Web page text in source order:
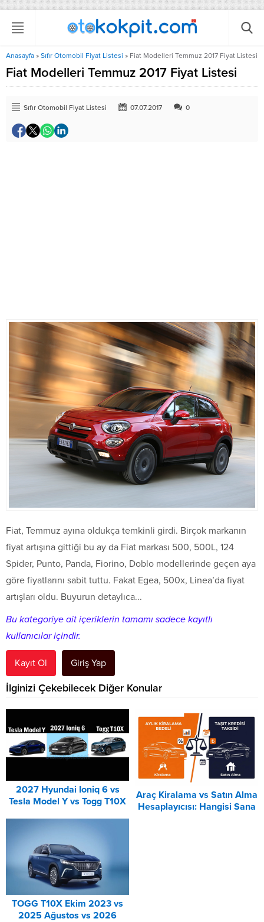
Anasayfa » Sıfır Otomobil Fiyat Listesi » Fiat Modelleri Temmuz 2017 Fiyat Listesi
Fiat Modelleri Temmuz 2017 Fiyat Listesi
Sıfır Otomobil Fiyat Listesi 07.07.2017 0
Fiat, Temmuz ayına oldukça temkinli girdi. Birçok markanın
fiyat artışına gittiği bu ay da Fiat markası 500, 500L, 124
Spider, Punto, Panda, Fiorino, Doblo modellerinde geçen aya
göre fiyatlarını sabit tuttu. Fakat Egea, 500x, Linea’da fiyat
artışları oldu. Buyurun detaylıca...
Bu kategoriye ait içeriklerin tamamı sadece kayıtlı
kullanıcılar içindir.
Kayıt Ol Giriş Yap
İlginizi Çekebilecek Diğer Konular
2027 Hyundai Ioniq 6 vs
Tesla Model Y vs Togg T10X
Araç Kiralama vs Satın Alma
Hesaplayıcısı: Hangisi Sana
TOGG T10X Ekim 2023 vs
2025 Ağustos vs 2026